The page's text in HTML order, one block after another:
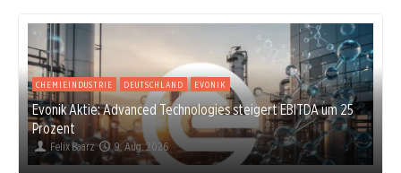
CHEMIEINDUSTRIE DEUTSCHLAND EVONIK
Evonik Aktie: Advanced Technologies steigert EBITDA um 25
Prozent
Felix Baarz 9. Aug. 2026